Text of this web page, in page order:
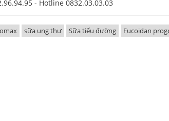
- Hotline 0832.03.03.03
sữa ung thư Sữa tiểu đường Fucoidan